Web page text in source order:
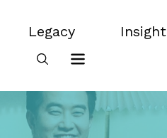
Legacy
Legacy
Insight